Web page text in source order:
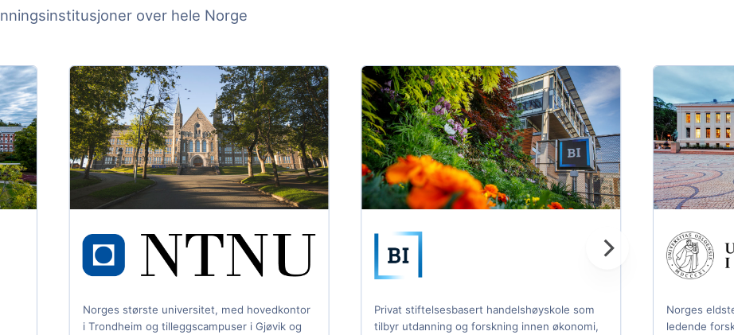
over hele Norge
Norges største universitet, med hovedkontor
i Trondheim og tilleggscampuser i Gjøvik og
Privat stiftelsesbasert handelshøyskole som
tilbyr utdanning og forskning innen økonomi,
Norges
ledende